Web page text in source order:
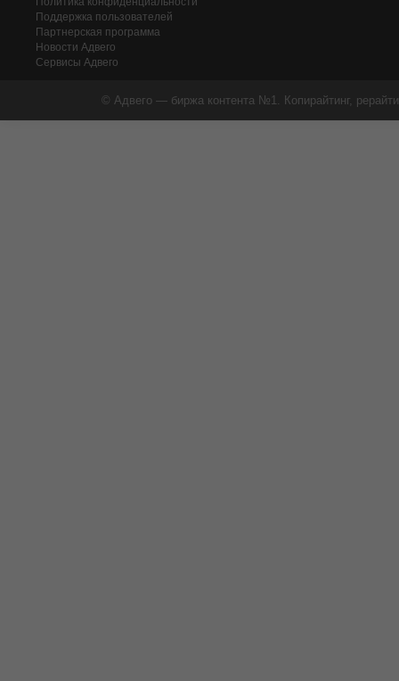
Поддержка пользователей
Партнерская программа
Новости Адвего
Сервисы Адвего
© Адвего — биржа контента №1. Копирайтинг,